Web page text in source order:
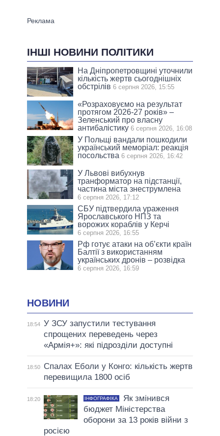
ІНШІ НОВИНИ ПОЛІТИКИ
На Дніпропетровщині уточнили
кількість жертв сьогоднішніх
обстрілів 6 серпня 2026, 15:55
«Розраховуємо на результат
протягом 2026-27 років» –
Зеленський про власну
антибалістику 6 серпня 2026, 16:08
У Польщі вандали пошкодили
український меморіал: реакція
посольства 6 серпня 2026, 16:42
У Львові вибухнув
транформатор на підстанції,
частина міста знеструмлена
6 серпня 2026, 17:12
СБУ підтвердила ураження
Ярославського НПЗ та
ворожих кораблів у Керчі
6 серпня 2026, 16:55
Рф готує атаки на об’єкти країн
Балтії з використанням
українських дронів – розвідка
6 серпня 2026, 16:59
НОВИНИ
18:54 У ЗСУ запустили тестування
спрощених переведень через
«Армія+»: які підрозділи доступні
18:50
Спалах Еболи у Конго: кількість жертв
перевищила 1800 осіб
18:20 ІНФОГРАФІКА
Як змінився
бюджет Міністерства
оборони за 13 років війни з
росією